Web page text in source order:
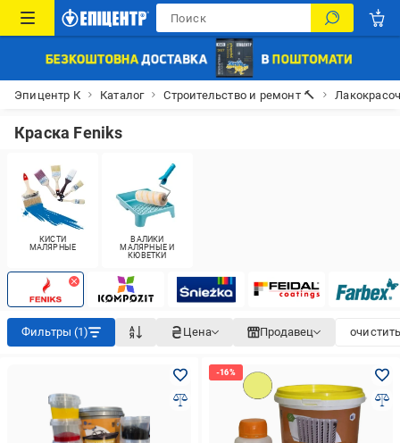
Эпицентр К Каталог Строительство и ремонт 🔨
Краска Feniks
КИСТИ
МАЛЯРНЫЕ
ВАЛИКИ
МАЛЯРНЫЕ И
КЮВЕТКИ
Фильтры (1) Цена Продавец